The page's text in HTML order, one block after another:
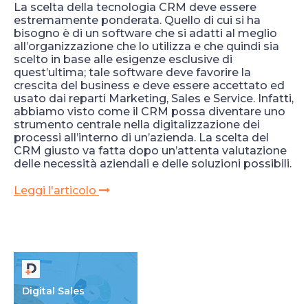
La scelta della tecnologia CRM deve essere
estremamente ponderata. Quello di cui si ha
bisogno è di un software che si adatti al meglio
all’organizzazione che lo utilizza e che quindi sia
scelto in base alle esigenze esclusive di
quest’ultima; tale software deve favorire la
crescita del business e deve essere accettato ed
usato dai reparti Marketing, Sales e Service. Infatti,
abbiamo visto come il CRM possa diventare uno
strumento centrale nella digitalizzazione dei
processi all’interno di un’azienda. La scelta del
CRM giusto va fatta dopo un’attenta valutazione
delle necessità aziendali e delle soluzioni possibili.
Leggi l'articolo
Digital Sales